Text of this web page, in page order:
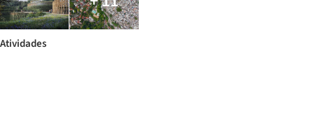
Atividades